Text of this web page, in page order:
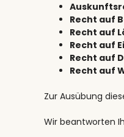
Recht auf
Recht auf
Recht auf
Recht auf
Recht auf
Zur Ausübung
Wir beantworten